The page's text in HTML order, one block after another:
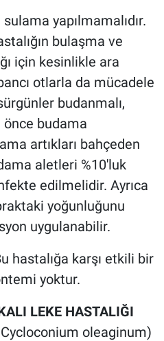
yapılmamalıdır.
bulaşma ve
için kesinlikle ara
otlarla da mücadele
budanmalı,
budama
artıkları bahçeden
aletleri %10'luk
edilmelidir. Ayrıca
yoğunluğunu
uygulanabilir.
hastalığa karşı etkili bir
yoktur.
LEKE HASTALIĞI
oleaginum)